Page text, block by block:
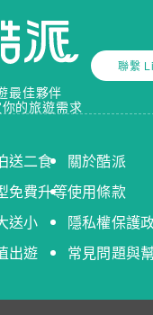
最佳夥伴
的旅遊需求
聯繫
送二食
免費升等
送小
出遊
關於酷派
使用條款
隱私權保護
常見問題與